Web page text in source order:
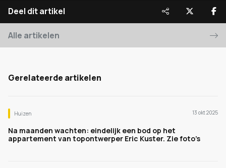
Deel dit artikel
Alle artikelen
Gerelateerde artikelen
Huizen 13 okt 2025
Na maanden wachten: eindelijk een bod op het
appartement van topontwerper Eric Kuster. Zie foto’s